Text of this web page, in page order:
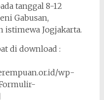
tanggal 8-12
Gabusan,
istimewa Jogjakarta.
di download :
wp-